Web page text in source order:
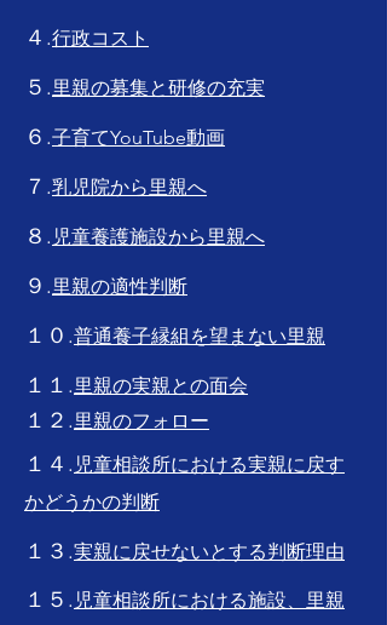
４.行政コスト
５.里親の募集と研修の充実
６.子育てYouTube動画
７.乳児院から里親へ
８. 児童養護施設から里親へ
９.里親の適性判断
１０.普通養子縁組を望まない里親
１１.里親の実親との面会
１２.里親のフォロー
１４. 児童相談所における実親に戻す
かどうかの判断
１３.実親に戻せないとする判断理由
１５. 児童相談所における施設、里親